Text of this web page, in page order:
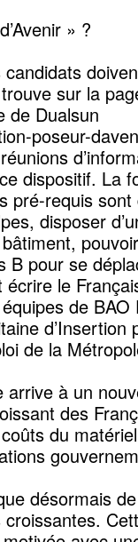
» ?
sur la
de Dualsun
poseur-
dispositif. La
pré-requis
disposer
pour se
écrire le
de
d’Insertion
de la
arrive à un
des
du
désormais